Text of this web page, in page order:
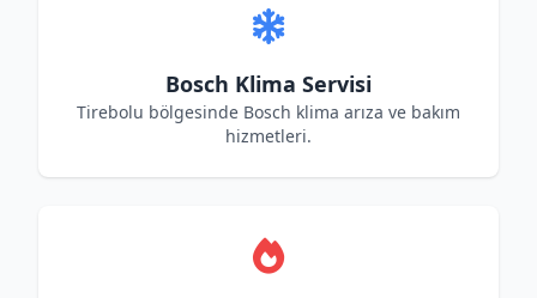
Bosch Klima Servisi
Tirebolu bölgesinde Bosch klima arıza ve bakım
hizmetleri.